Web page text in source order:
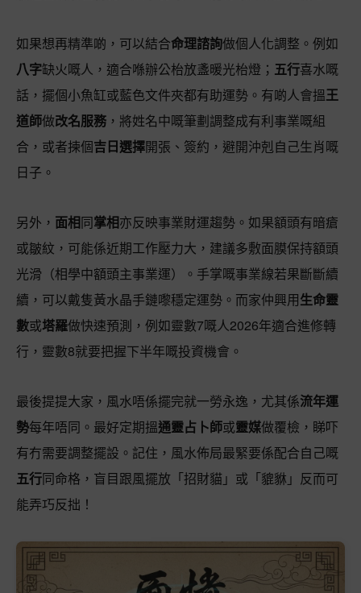
如果想再精準啲，可以結合命理諮詢做個人化調整。例如
八字缺火嘅人，適合喺辦公枱放盞暖光枱燈； 五行喜水嘅
話，擺個小魚缸或藍色文件夾都有助運勢。有啲人會搵王
道師做改名服務 ，將姓名中嘅筆劃調整成有利事業嘅組
合，或者揀個吉日選擇開張、簽約，避開沖剋自己生肖嘅
日子。
另外， 面相同掌相亦反映事業財運趨勢。如果額頭有暗瘡
或皺紋，可能係近期工作壓力大，建議多敷面膜保持額頭
光滑（相學中額頭主事業運）。手掌嘅事業線若果斷斷續
續，可以戴隻黃水晶手鏈嚟穩定運勢。而家仲興用生命靈
數或塔羅做快速預測，例如靈數7嘅人2026年適合進修轉
行，靈數8就要把握下半年嘅投資機會。
最後提提大家，風水唔係擺完就一勞永逸，尤其係流年運
勢每年唔同。最好定期搵通靈占卜師或靈媒做覆檢，睇吓
有冇需要調整擺設。記住，風水佈局最緊要係配合自己嘅
五行同命格，盲目跟風擺放「招財貓」或「貔貅」反而可
能弄巧反拙！